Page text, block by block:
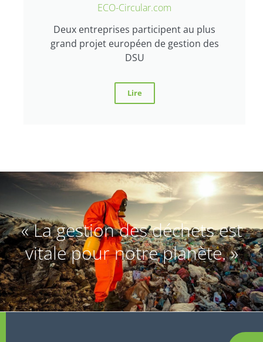
ECO-Circular.com
Deux entreprises participent au plus
grand projet européen de gestion des
DSU
Lire
« La gestion des déchets est
vitale pour notre planète. »